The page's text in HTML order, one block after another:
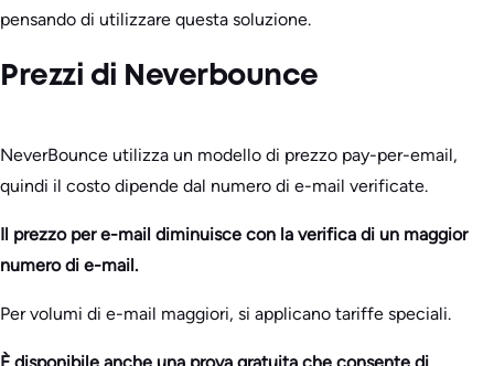
pensando di utilizzare questa soluzione.
Prezzi di Neverbounce
NeverBounce utilizza un modello di prezzo pay-per-email,
quindi il costo dipende dal numero di e-mail verificate.
Il prezzo per e-mail diminuisce con la verifica di un maggior
numero di e-mail.
Per volumi di e-mail maggiori, si applicano tariffe speciali.
È disponibile anche una prova gratuita che consente di